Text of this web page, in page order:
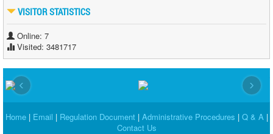
VISITOR STATISTICS
Online: 7
Visited: 3481717
‹ ›
Home| Email | Regulation Document| Administrative Procedures | Q & A |
Contact Us